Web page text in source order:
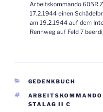
Arbeitskommando 605R
17.2.1944 einen
am 19.2.1944 auf dem
Rennweg auf Feld 7
KATEGORIEN
GEDENKBUCH
SCHLAGWÖRTER
STALAG II C